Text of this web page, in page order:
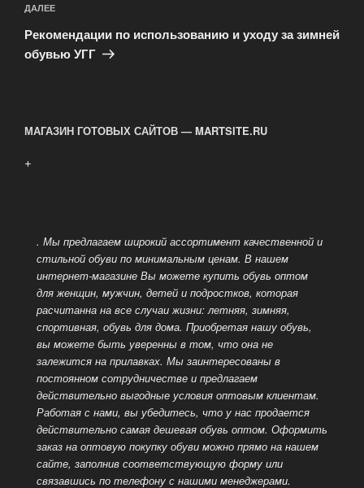
Следующая
запись
ДАЛЕЕ
Рекомендации по использованию и уходу за зимней
обувью УГГ
МАГАЗИН ГОТОВЫХ САЙТОВ — MARTSITE.RU
+
. Мы предлагаем широкий ассортимент качественной и
стильной обуви по минимальным ценам. В нашем
интернет-магазине Вы можете купить обувь оптом
для женщин, мужчин, детей и подростков, которая
расчитанна на все случаи жизни: летняя, зимняя,
спортивная, обувь для дома. Приобретая нашу обувь,
вы можете быть уверенны в том, что она не
залежится на прилавках. Мы заинтересованы в
постоянном сотрудничестве и предлагаем
действительно выгодные условия оптовым клиентам.
Работая с нами, вы убедитесь, что у нас продается
действительно самая дешевая обувь оптом. Оформить
заказ на оптовую покупку обуви можно прямо на нашем
сайте, заполнив соответствующую форму или
связавшись по телефону с нашими менеджерами.